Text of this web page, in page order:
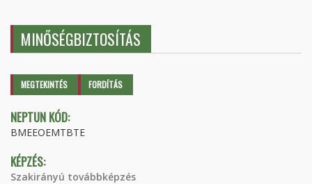
MINŐSÉGBIZTOSÍTÁS
Elsődleges fülek
MEGTEKINTÉS (AKTÍVFORDÍTÁS
NEPTUN KÓD:
BMEEOEMTBTE
KÉPZÉS:
Szakirányú továbbképzés